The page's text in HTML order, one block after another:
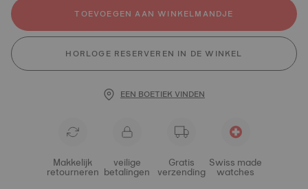
TOEVOEGEN AAN WINKELMANDJE
HORLOGE RESERVEREN IN DE WINKEL
EEN BOETIEK VINDEN
Makkelijk
retourneren
veilige
betalingen
Gratis
verzending
Swiss made
watches